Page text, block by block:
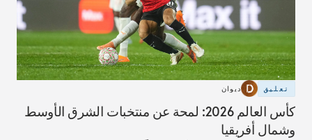
تعليق ديوان
كأس العالم 2026: لمحة عن منتخبات الشرق الأوسط
وشمال أفريقيا